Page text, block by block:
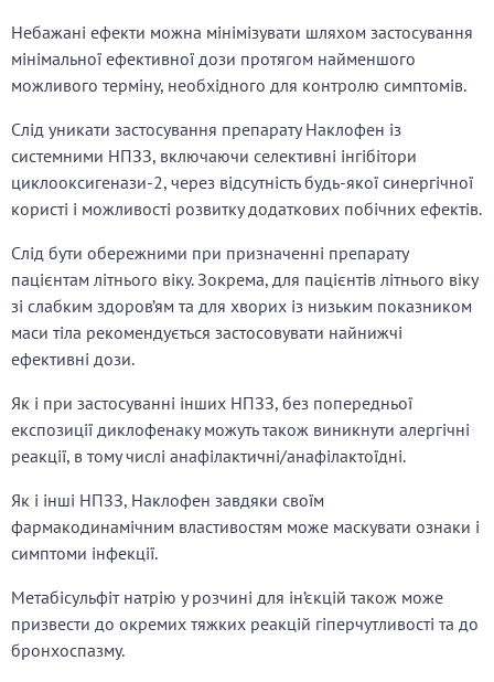
Небажані ефекти можна мінімізувати шляхом застосування
мінімальної ефективної дози протягом найменшого
можливого терміну, необхідного для контролю симптомів.
Слід уникати застосування препарату Наклофен із
системними НПЗЗ, включаючи селективні інгібітори
циклооксигенази-2, через відсутність будь-якої синергічної
користі і можливості розвитку додаткових побічних ефектів.
Слід бути обережними при призначенні препарату
пацієнтам літнього віку. Зокрема, для пацієнтів літнього віку
зі слабким здоров’ям та для хворих із низьким показником
маси тіла рекомендується застосовувати найнижчі
ефективні дози.
Як і при застосуванні інших НПЗЗ, без попередньої
експозиції диклофенаку можуть також виникнути алергічні
реакції, в тому числі анафілактичні/анафілактоїдні.
Як і інші НПЗЗ, Наклофен завдяки своїм
фармакодинамічним властивостям може маскувати ознаки і
симптоми інфекції.
Метабісульфіт натрію у розчині для ін’єкцій також може
призвести до окремих тяжких реакцій гіперчутливості та до
бронхоспазму.